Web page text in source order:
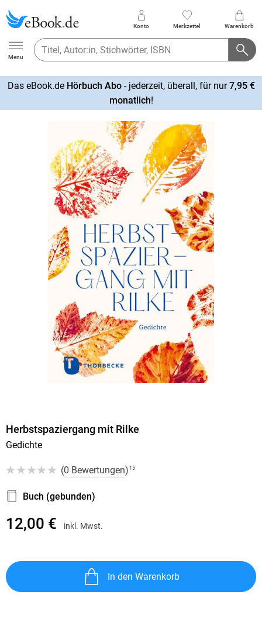
Ebook.de
Menu
Konto Merkzettel Warenkorb
Das eBook.de Hörbuch Abo- jederzeit, überall, für nur7,95 €
monatlich!
Herbstspaziergang mit Rilke
Gedichte
(0 Bewertungen) 15
Buch (gebunden)
12,00 € inkl. Mwst.
In den Warenkorb